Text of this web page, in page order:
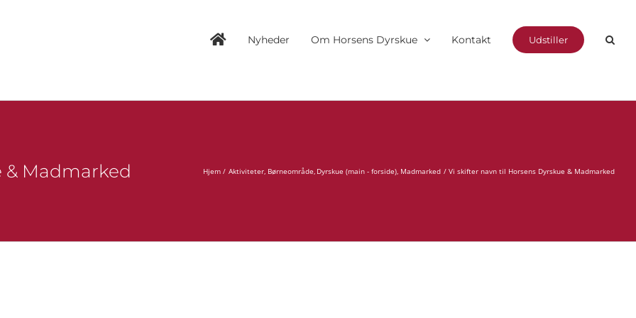
Nyheder Om Horsens Dyrskue Kontakt Udstiller
& Madmarked Hjem Aktiviteter Børneområde Dyrskue (main - forside) Madmarked Vi skifter navn til Horsens Dyrskue & Madmarked